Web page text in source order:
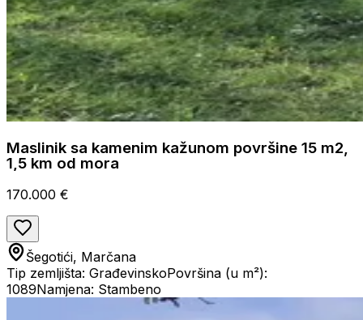
Maslinik sa kamenim kažunom površine 15 m2,
1,5 km od mora
170.000 €
Šegotići, Marčana
Tip zemljišta: GrađevinskoPovršina (u m²):
1089Namjena: Stambeno